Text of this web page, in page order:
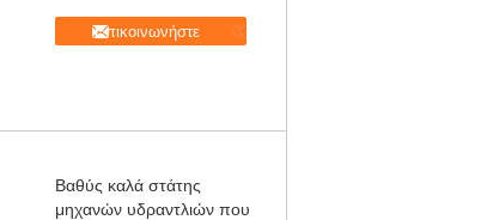
Επικοινωνήστε
Βαθύς καλά στάτης
μηχανών υδραντλιών που